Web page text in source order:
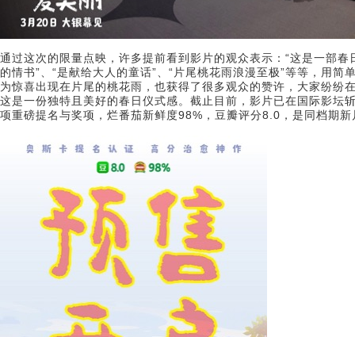
通过这次的限量点映，许多提前看到影片的观众表示：“这是一部
的情书”、“是献给大人的童话”、“片尾桃花雨浪漫至极”等等，用
为惊喜出现在片尾的桃花雨，也获得了很多观众的赞许，大家纷纷
这是一份独特且美好的春日仪式感。截止目前，影片已在国际影坛
项重磅提名与奖项，烂番茄新鲜度98%，豆瓣评分8.0，是同档期新